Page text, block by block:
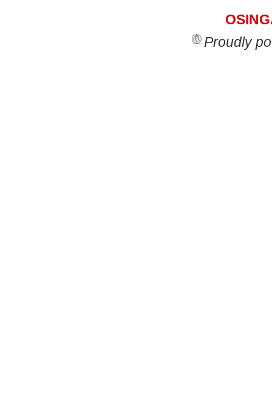
Proudly